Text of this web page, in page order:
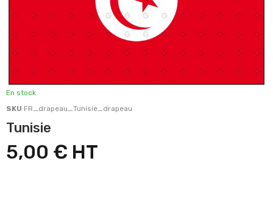
En stock
SKU FR_drapeau_Tunisie_drapeau
Tunisie
5,00 €